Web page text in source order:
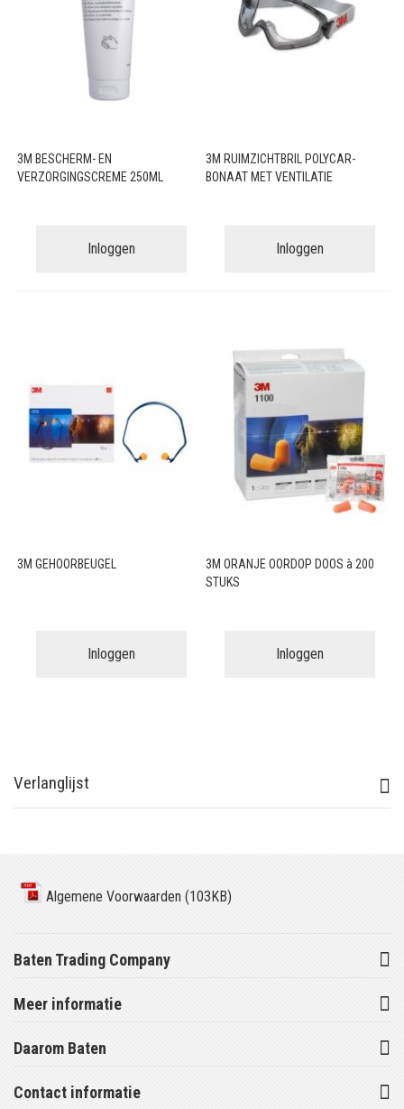
3M BESCHERM- EN
VERZORGINGSCREME 250ML
Inloggen
3M RUIMZICHTBRIL POLYCAR-
BONAAT MET VENTILATIE
Inloggen
3M GEHOORBEUGEL
Inloggen
3M ORANJE OORDOP DOOS à 200
STUKS
Inloggen
Verlanglijst
Algemene Voorwaarden (103KB)
Baten Trading Company
Meer informatie
Daarom Baten
Contact informatie